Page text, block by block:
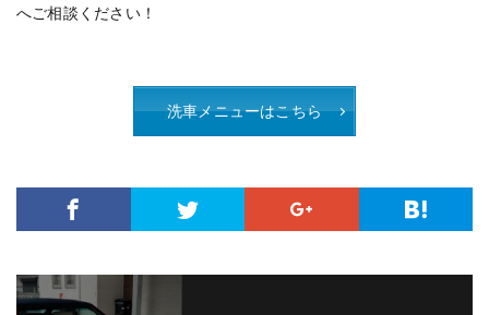
へご相談ください！
洗車メニューはこちら